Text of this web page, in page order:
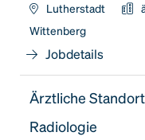
Lutherstadt
Wittenberg
Jobdetails
Ärztliche
Radiologie